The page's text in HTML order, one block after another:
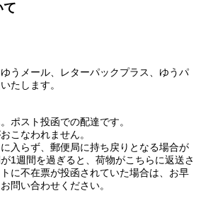
て
うメール、レターパックプラス、ゆうパ
たします。
ポスト投函での配達です。
こなわれません。
入らず、郵便局に持ち戻りとなる場合が
1週間を過ぎると、荷物がこちらに返送さ
に不在票が投函されていた場合は、お早
問い合わせください。